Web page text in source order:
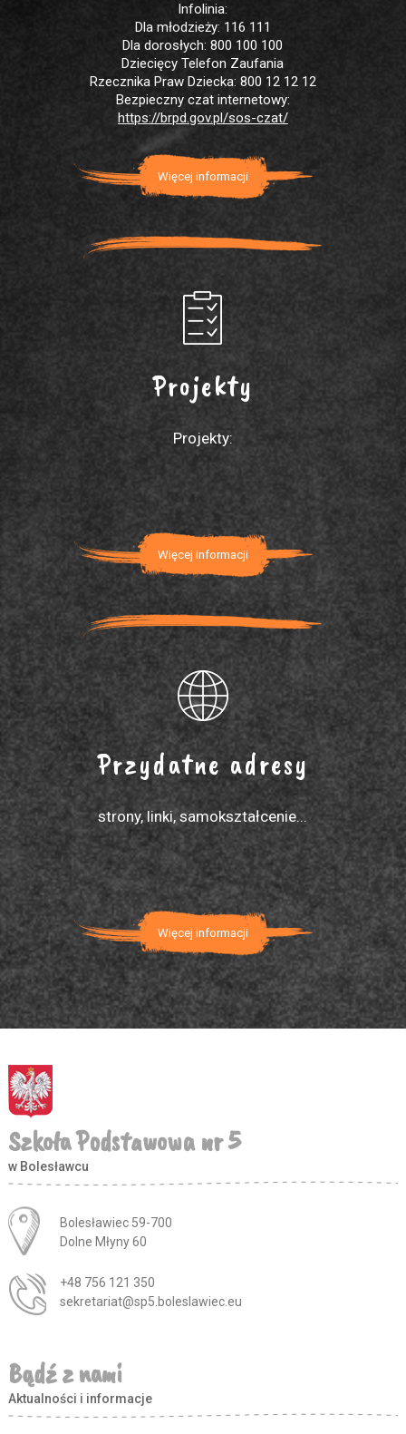
Infolinia:
Dla młodzieży: 116 111
Dla dorosłych: 800 100 100
Dziecięcy Telefon Zaufania
Rzecznika Praw Dziecka: 800 12 12 12
Bezpieczny czat internetowy:
https://brpd.gov.pl/sos-czat/
Więcej informacji
Projekty
Projekty:
Więcej informacji
Przydatne adresy
strony, linki, samokształcenie...
Więcej informacji
Szkoła Podstawowa nr 5
w Bolesławcu
Adres pocztowy:
Bolesławiec 59-700
Dolne Młyny 60
+48 756 121 350
sekretariat@sp5.boleslawiec.eu
Bądź z nami
Aktualności i informacje